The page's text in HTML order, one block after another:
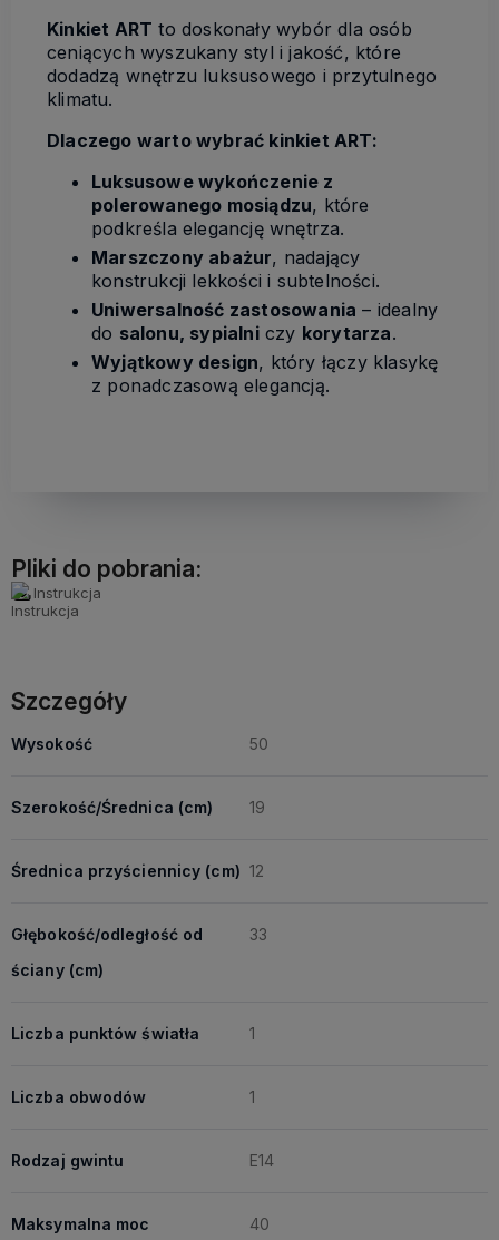
Kinkiet ART to doskonały wybór dla osób
ceniących wyszukany styl i jakość, które
dodadzą wnętrzu luksusowego i przytulnego
klimatu.
Dlaczego warto wybrać kinkiet ART:
Luksusowe wykończenie z
polerowanego mosiądzu, które
podkreśla elegancję wnętrza.
Marszczony abażur, nadający
konstrukcji lekkości i subtelności.
Uniwersalność zastosowania – idealny
do salonu, sypialniczy korytarza.
Wyjątkowy design, który łączy klasykę
z ponadczasową elegancją.
Pliki do pobrania:
Instrukcja
Szczegóły
Wysokość 50
Szerokość/Średnica (cm) 19
Średnica przyściennicy (cm) 12
Głębokość/odległość od
ściany (cm)
33
Liczba punktów światła 1
Liczba obwodów 1
Rodzaj gwintu E14
Maksymalna moc 40